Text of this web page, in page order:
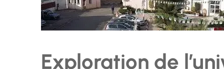
Exploration de